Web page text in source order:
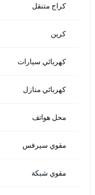
كراج متنقل
كرين
كهربائي سيارات
كهربائي منازل
محل هواتف
مقوي سيرفس
مقوي شبكة